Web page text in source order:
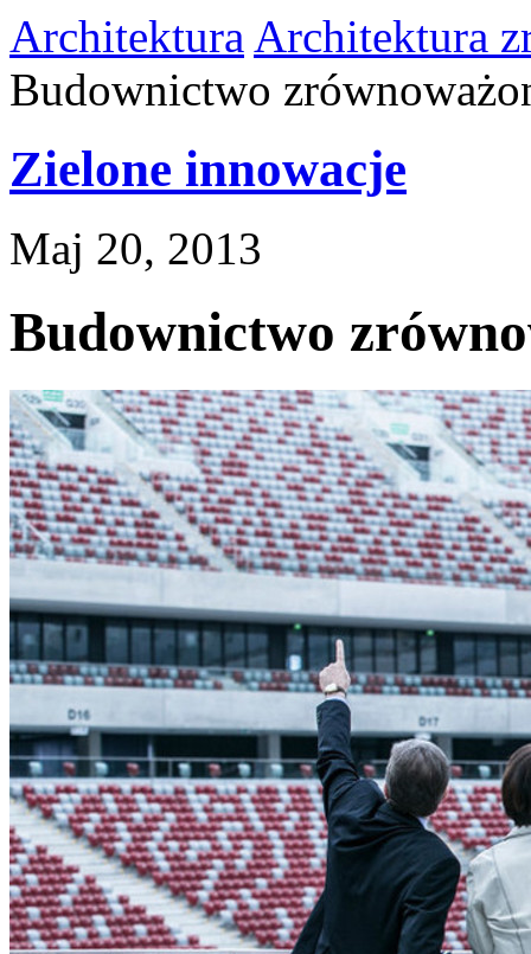
Architektura Architektura
Budownictwo
Zielone innowacje
Maj 20, 2013
Budownictwo